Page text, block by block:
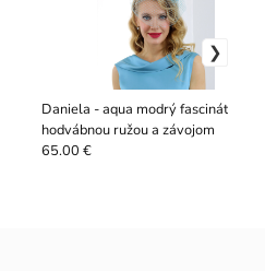
Daniela - aqua modrý fascinátor s
hodvábnou ružou a závojom
65.00 €